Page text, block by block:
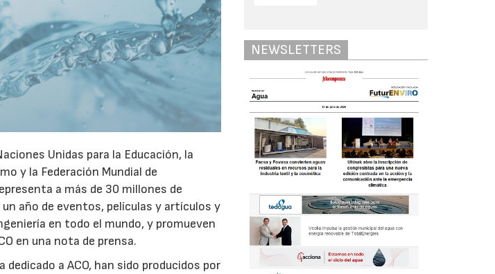
Unidas para la Educación, la
y la Federación Mundial de
a más de 30 millones de
año de eventos, películas y artículos y
en todo el mundo, y promueven
en una nota de prensa.
a ACO, han sido producidos por
NEWSLETTERS